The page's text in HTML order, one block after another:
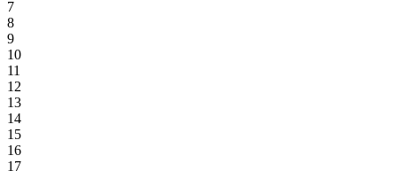
7
8
9
10
11
12
13
14
15
16
17